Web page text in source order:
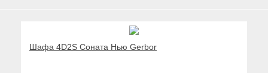
Шафа 4D2S Соната Нью Gerbor